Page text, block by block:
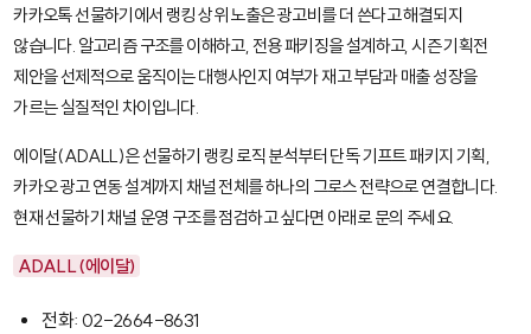
카카오톡 선물하기에서 랭킹 상위 노출은 광고비를 더 쓴다고 해결되지
않습니다. 알고리즘 구조를 이해하고, 전용 패키징을 설계하고, 시즌 기획전
제안을 선제적으로 움직이는 대행사인지 여부가 재고 부담과 매출 성장을
가르는 실질적인 차이입니다.
에이달(ADALL)은 선물하기 랭킹 로직 분석부터 단독 기프트 패키지 기획,
카카오 광고 연동 설계까지 채널 전체를 하나의 그로스 전략으로 연결합니다.
현재 선물하기 채널 운영 구조를 점검하고 싶다면 아래로 문의 주세요.
ADALL (에이달)
전화: 02-2664-8631